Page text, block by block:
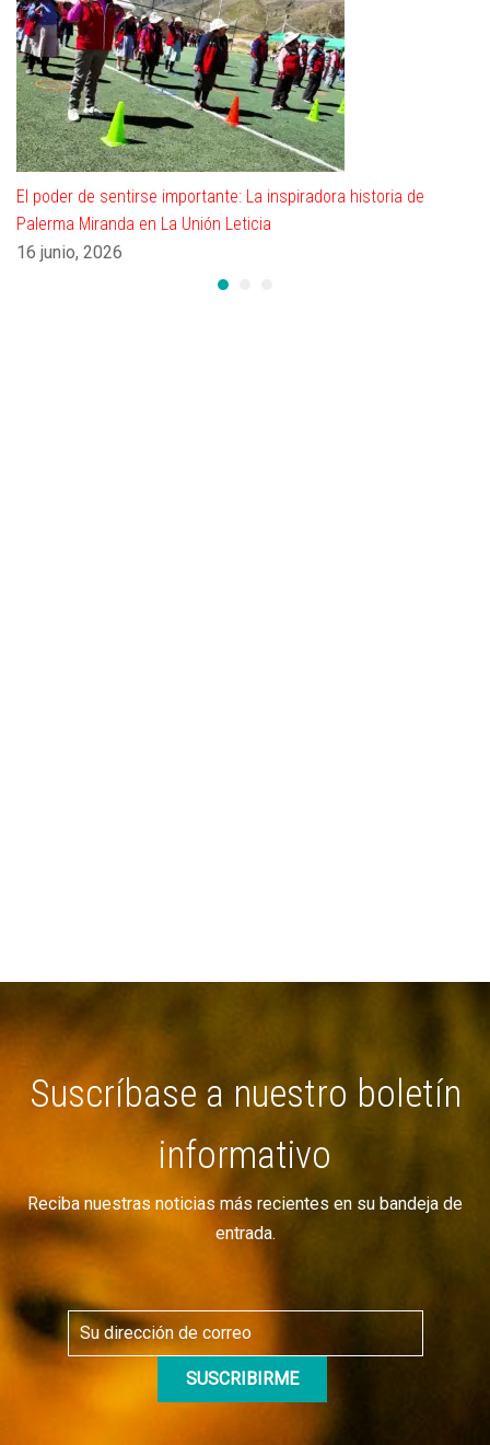
El poder de sentirse importante: La inspiradora historia de
Palerma Miranda en La Unión Leticia
16 junio, 2026
Suscríbase a nuestro boletín
informativo
Reciba nuestras noticias más recientes en su bandeja de
entrada.